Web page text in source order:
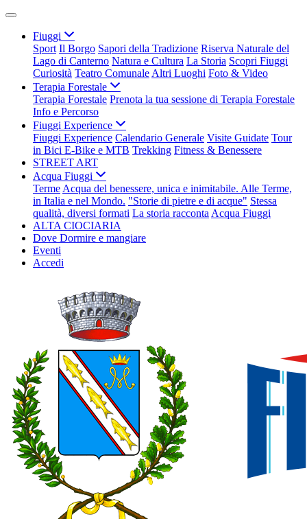
Fiuggi
Sport Il Borgo Sapori della Tradizione Riserva Naturale del
Lago di Canterno Natura e Cultura La Storia Scopri Fiuggi
Curiosità Teatro Comunale Altri Luoghi Foto & Video
Terapia Forestale
Terapia Forestale Prenota la tua sessione di Terapia Forestale
Info e Percorso
Fiuggi Experience
Fiuggi Experience Calendario Generale Visite Guidate Tour
in Bici E-Bike e MTB Trekking Fitness & Benessere
STREET ART
Acqua Fiuggi
Terme Acqua del benessere, unica e inimitabile. Alle Terme,
in Italia e nel Mondo. "Storie di pietre e di acque" Stessa
qualità, diversi formati La storia racconta Acqua Fiuggi
ALTA CIOCIARIA
Dove Dormire e mangiare
Eventi
Accedi